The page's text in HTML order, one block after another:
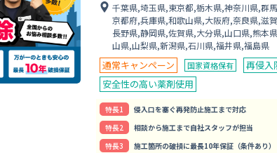
千葉県,埼玉県,東京都,栃木県,神奈川県,群
京都府,兵庫県,和歌山県,大阪府,奈良県,滋
長野県,静岡県,佐賀県,大分県,山口県,熊本
山県,山梨県,新潟県,石川県,福井県,福島県
通常キャンペーン 国家資格保有
再侵入
安全性の高い薬剤使用
特⻑1
侵入口を塞ぐ再発防止施工まで対応
特⻑2
相談から施工まで自社スタッフが担当
特⻑3
施工箇所の破損に最長10年保証（条件あり）